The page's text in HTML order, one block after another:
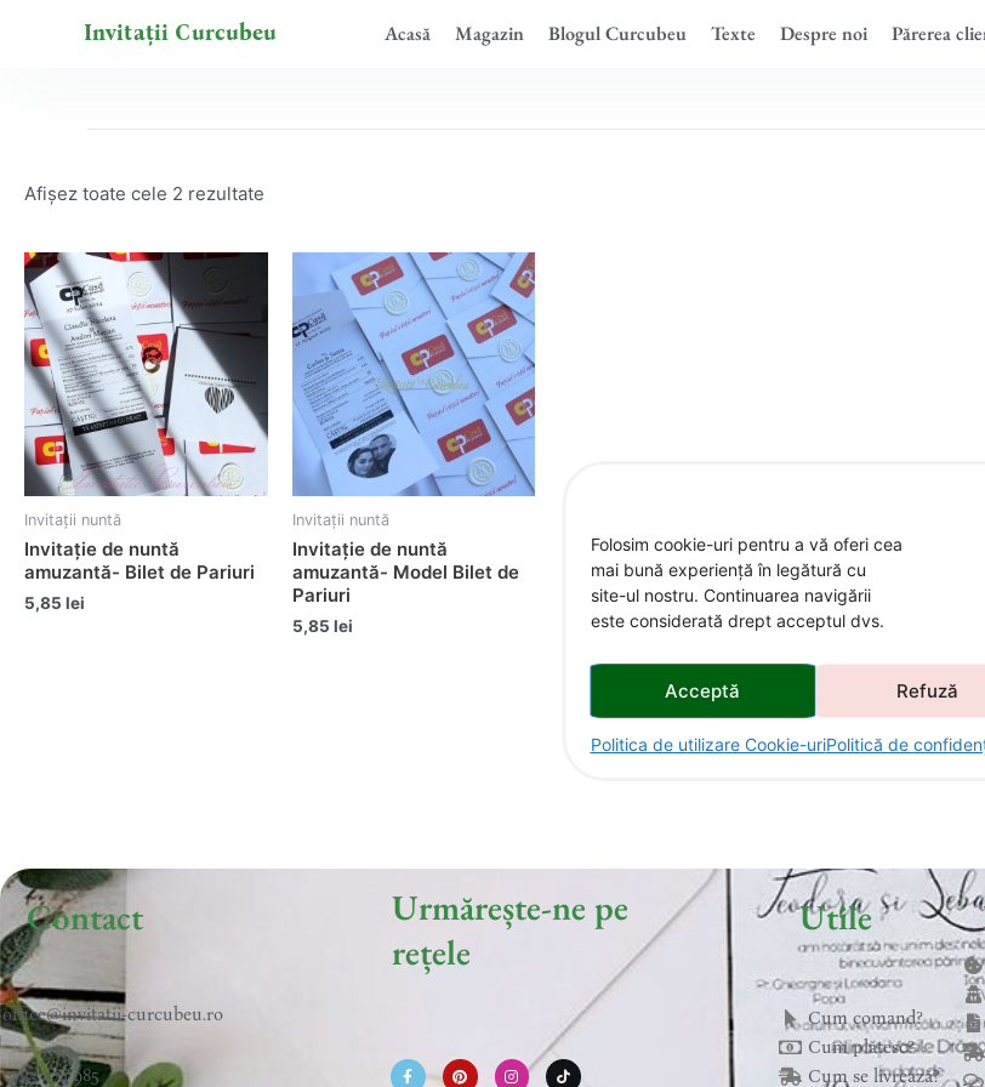
Folosim cookie-uri pentru a vă oferi cea
mai bună experiență în legătură cu
site-ul nostru. Continuarea navigării
este considerată drept acceptul dvs.
Acceptă Refuză
Politica de utilizare Cookie-uriPolitică de
Invitații Curcubeu Acasă Magazin Blogul Curcubeu Texte Despre noi Părerea
Afișez toate cele 2 rezultate
după
cele
Invitații nuntă
Invitație de nuntă
amuzantă- Bilet de Pariuri
5,85 lei
Invitații nuntă
Invitație de nuntă
amuzantă- Model Bilet de
Pariuri
5,85 lei
Contact
office@invitatii-curcubeu.ro
0743 374 985
Urmărește-ne pe
rețele
a
c
i
n
n
s
T
i
k
Utile
Cum comand?
Cum plătesc?
Cum se livrează?